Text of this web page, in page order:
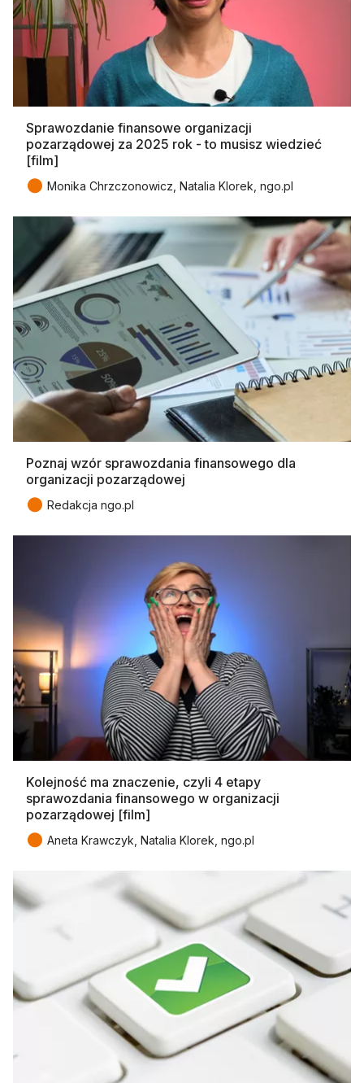
Sprawozdanie finansowe organizacji
pozarządowej za 2025 rok - to musisz wiedzieć
[film]
● Monika Chrzczonowicz, Natalia Klorek, ngo.pl
Poznaj wzór sprawozdania finansowego dla
organizacji pozarządowej
● Redakcja ngo.pl
Kolejność ma znaczenie, czyli 4 etapy
sprawozdania finansowego w organizacji
pozarządowej [film]
● Aneta Krawczyk, Natalia Klorek, ngo.pl